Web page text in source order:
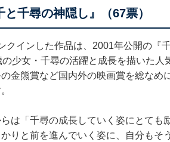
と千尋の神隠し』（67票）
クインした作品は、2001年公開の『
の少女・千尋の活躍と成長を描いた
金熊賞など国内外の映画賞を総なめ
は「千尋の成長していく姿にとて
りと前を進んでいく姿に、自分もそ